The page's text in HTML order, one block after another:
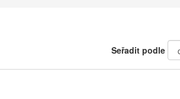
Seřadit podle